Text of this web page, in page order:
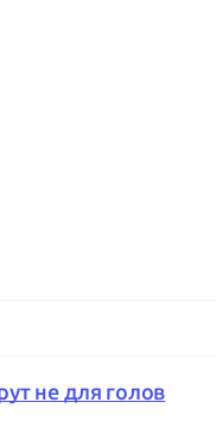
не для голов